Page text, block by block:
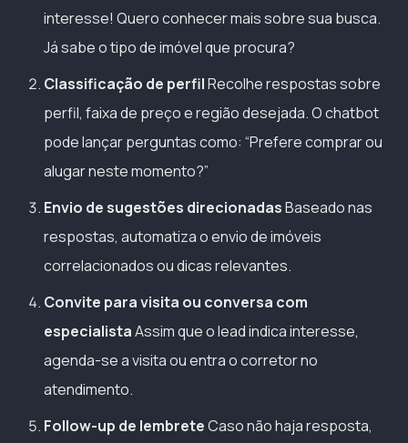
interesse! Quero conhecer mais sobre sua busca.
Já sabe o tipo de imóvel que procura?
Classificação de perfilRecolhe respostas sobre
perfil, faixa de preço e região desejada. O chatbot
pode lançar perguntas como: “Prefere comprar ou
alugar neste momento?”
Envio de sugestões direcionadasBaseado nas
respostas, automatiza o envio de imóveis
correlacionados ou dicas relevantes.
Convite para visita ou conversa com
especialistaAssim que o lead indica interesse,
agenda-se a visita ou entra o corretor no
atendimento.
Follow-up de lembreteCaso não haja resposta,